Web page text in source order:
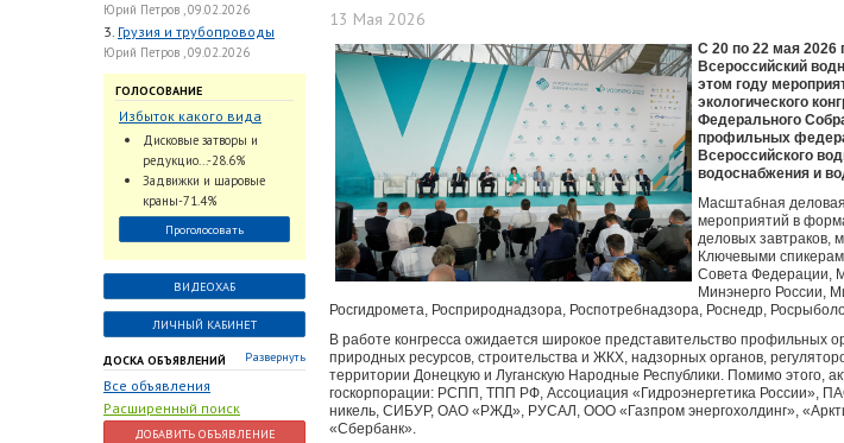
Юрий Петров , 09.02.2026
3. Грузия и трубопроводы
Юрий Петров , 09.02.2026
ГОЛОСОВАНИЕ
Избыток какого вида
трубопроводной
арматуры наблюдается
на Российском рынке с
2024 по 2026 годы?
Дисковые затворы и
редукцио...-28.6%
Задвижки и шаровые
краны-71.4%
Проголосовать
ВИДЕОХАБ
ЛИЧНЫЙ КАБИНЕТ
ДОСКА ОБЪЯВЛЕНИЙ Развернуть
Все объявления
Расширенный поиск
ДОБАВИТЬ ОБЪЯВЛЕНИЕ
13 Мая 2026
С 20 по 22 мая 2026
Всероссийский
этом году
экологического
Федерального
профильных
Всероссийского
водоснабжения и
Масштабная
мероприятий в
деловых завтраков,
Ключевыми
Совета Федерации,
Минэнерго России,
Росгидромета, Росприроднадзора, Роспотребнадзора, Роснедр,
В работе конгресса ожидается широкое представительство профильных
природных ресурсов, строительства и ЖКХ, надзорных органов,
территории Донецкую и Луганскую Народные Республики. Помимо этого,
госкорпорации: РСПП, ТПП РФ, Ассоциация «Гидроэнергетика
никель, СИБУР, ОАО «РЖД», РУСАЛ, ООО «Газпром энергохолдинг»,
«Сбербанк».